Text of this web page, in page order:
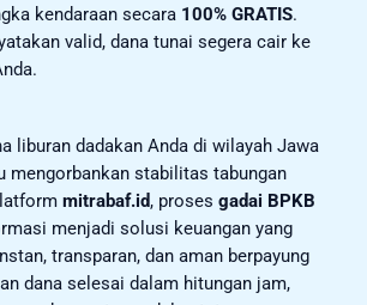
kendaraan secara 100% GRATIS.
valid, dana tunai segera cair ke
liburan dadakan Anda di wilayah Jawa
mengorbankan stabilitas tabungan
mitrabaf.id, proses gadai BPKB
menjadi solusi keuangan yang
transparan, dan aman berpayung
dana selesai dalam hitungan jam,